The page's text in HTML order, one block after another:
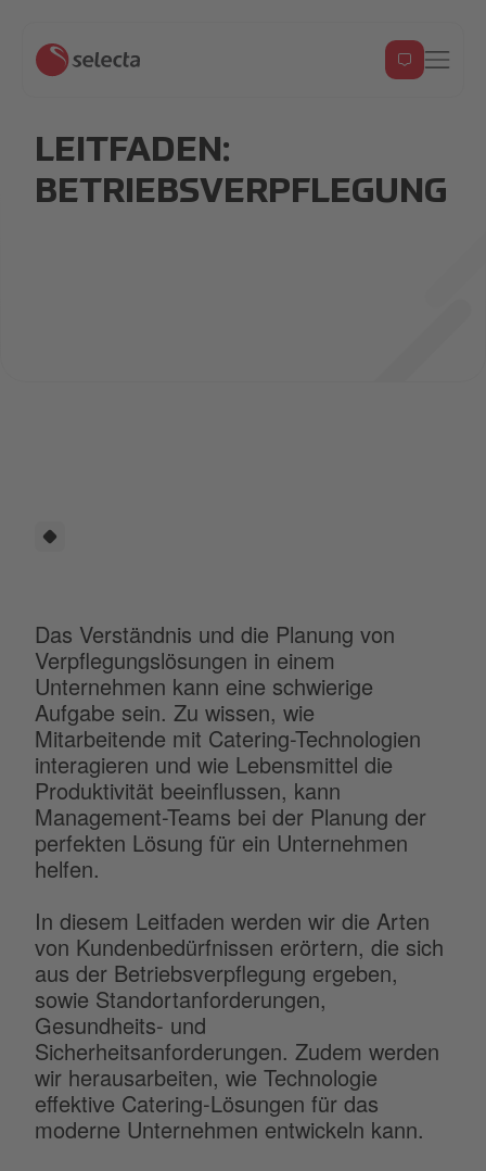
LEITFADEN:
BETRIEBSVERPFLEGUNG
Das Verständnis und die Planung von
Verpflegungslösungen in einem
Unternehmen kann eine schwierige
Aufgabe sein. Zu wissen, wie
Mitarbeitende mit Catering-Technologien
interagieren und wie Lebensmittel die
Produktivität beeinflussen, kann
Management-Teams bei der Planung der
perfekten Lösung für ein Unternehmen
helfen.
In diesem Leitfaden werden wir die Arten
von Kundenbedürfnissen erörtern, die sich
aus der Betriebsverpflegung ergeben,
sowie Standortanforderungen,
Gesundheits- und
Sicherheitsanforderungen. Zudem werden
wir herausarbeiten, wie Technologie
effektive Catering-Lösungen für das
moderne Unternehmen entwickeln kann.